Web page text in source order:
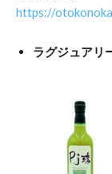
https://
ラグジュアリ